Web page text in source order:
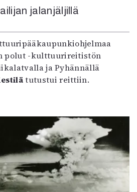
jalanjäljillä
polut -kulttuurireitistön
ja Pyhännällä
tutustui reittiin.